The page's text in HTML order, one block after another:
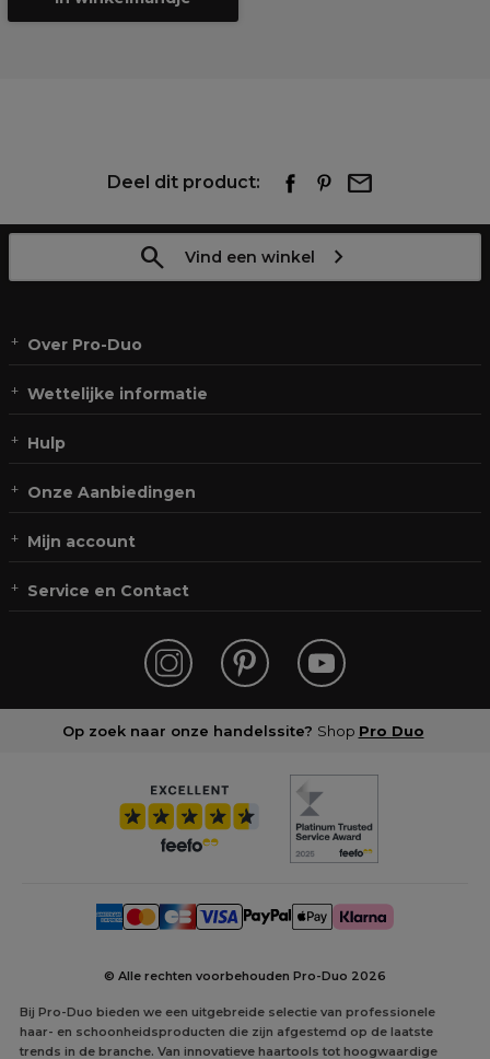
Deel dit product:
Vind een winkel
Over Pro-Duo
Wettelijke informatie
Hulp
Onze Aanbiedingen
Mijn account
Service en Contact
Op zoek naar onze handelssite? Shop Pro Duo
© Alle rechten voorbehouden Pro-Duo 2026
Bij Pro-Duo bieden we een uitgebreide selectie van professionele
haar- en schoonheidsproducten die zijn afgestemd op de laatste
trends in de branche. Van innovatieve haartools tot hoogwaardige